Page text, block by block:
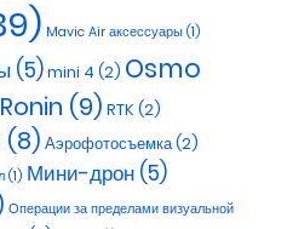
Mavic Air аксессуары (1)
(5)mini 4 (2) Osmo
Ronin (9) RTK (2)
(8) Аэрофотосъемка(2)
(1) Мини-дрон (5)
Операции за пределами визуальной